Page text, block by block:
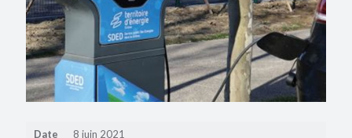
Date 8 juin 2021